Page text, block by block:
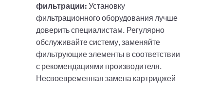
фильтрации: Установку
фильтрационного оборудования лучше
доверить специалистам. Регулярно
обслуживайте систему, заменяйте
фильтрующие элементы в соответствии
с рекомендациями производителя.
Несвоевременная замена картриджей